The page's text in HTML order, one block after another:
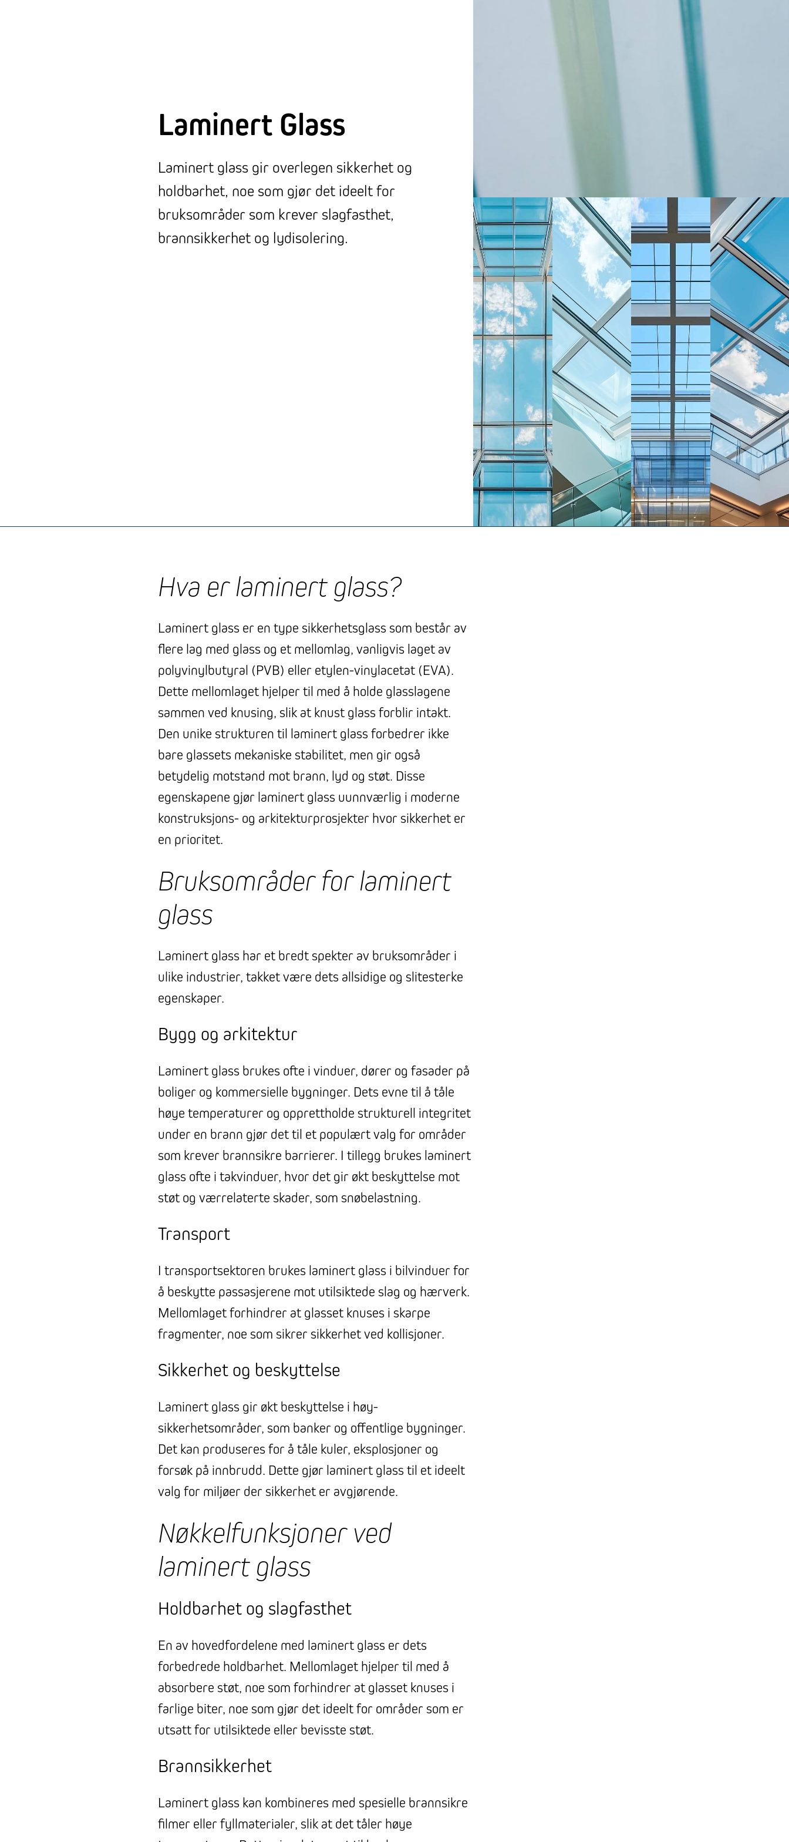
Laminert Glass
Laminert glass gir overlegen sikkerhet og
holdbarhet, noe som gjør det ideelt for
bruksområder som krever slagfasthet,
brannsikkerhet og lydisolering.
Hva er laminert glass?
Laminert glass er en type sikkerhetsglass som består av
flere lag med glass og et mellomlag, vanligvis laget av
polyvinylbutyral (PVB) eller etylen-vinylacetat (EVA).
Dette mellomlaget hjelper til med å holde glasslagene
sammen ved knusing, slik at knust glass forblir intakt.
Den unike strukturen til laminert glass forbedrer ikke
bare glassets mekaniske stabilitet, men gir også
betydelig motstand mot brann, lyd og støt. Disse
egenskapene gjør laminert glass uunnværlig i moderne
konstruksjons- og arkitekturprosjekter hvor sikkerhet er
en prioritet.
Bruksområder for laminert
glass
Laminert glass har et bredt spekter av bruksområder i
ulike industrier, takket være dets allsidige og slitesterke
egenskaper.
Bygg og arkitektur
Laminert glass brukes ofte i vinduer, dører og fasader på
boliger og kommersielle bygninger. Dets evne til å tåle
høye temperaturer og opprettholde strukturell integritet
under en brann gjør det til et populært valg for områder
som krever brannsikre barrierer. I tillegg brukes laminert
glass ofte i takvinduer, hvor det gir økt beskyttelse mot
støt og værrelaterte skader, som snøbelastning.
Transport
I transportsektoren brukes laminert glass i bilvinduer for
å beskytte passasjerene mot utilsiktede slag og hærverk.
Mellomlaget forhindrer at glasset knuses i skarpe
fragmenter, noe som sikrer sikkerhet ved kollisjoner.
Sikkerhet og beskyttelse
Laminert glass gir økt beskyttelse i høy-
sikkerhetsområder, som banker og offentlige bygninger.
Det kan produseres for å tåle kuler, eksplosjoner og
forsøk på innbrudd. Dette gjør laminert glass til et ideelt
valg for miljøer der sikkerhet er avgjørende.
Nøkkelfunksjoner ved
laminert glass
Holdbarhet og slagfasthet
En av hovedfordelene med laminert glass er dets
forbedrede holdbarhet. Mellomlaget hjelper til med å
absorbere støt, noe som forhindrer at glasset knuses i
farlige biter, noe som gjør det ideelt for områder som er
utsatt for utilsiktede eller bevisste støt.
Brannsikkerhet
Laminert glass kan kombineres med spesielle brannsikre
filmer eller fyllmaterialer, slik at det tåler høye